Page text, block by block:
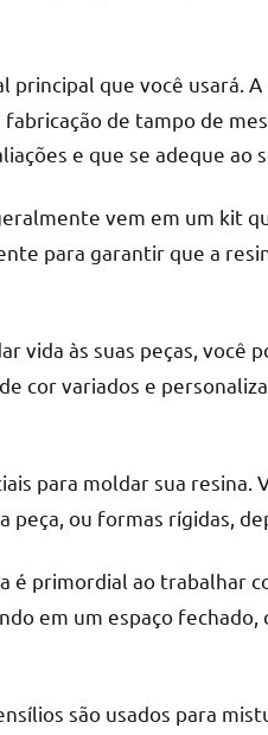
de
alta
qualidade,
as
populares
principal que você usará.
de tampo de
e que se adeque ao
vem em um kit
para garantir que a
vida às suas peças, você
cor variados e
para moldar sua resina.
peça, ou formas rígidas,
é primordial ao trabalhar
em um espaço
são usados para